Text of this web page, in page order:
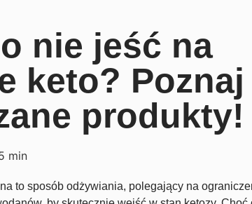
nie jeść na
keto? Poznaj
produkty!
min
to sposób odżywiania, polegający na